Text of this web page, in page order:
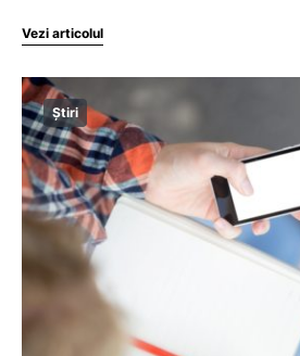
Vezi articolul
Știri